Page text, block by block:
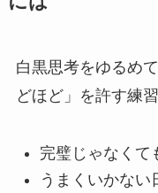
白黒思考をゆるめ
どほど」を許す練
完璧じゃなくて
うまくいかない